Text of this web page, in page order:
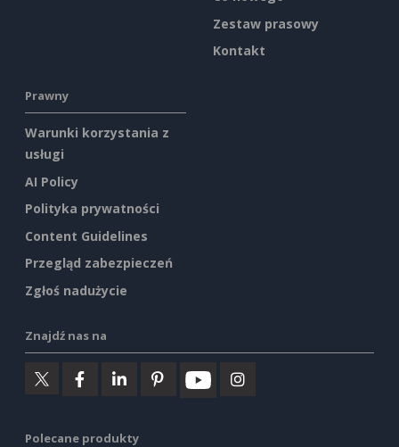
Zestaw prasowy
Kontakt
Prawny
Warunki korzystania z
usługi
AI Policy
Polityka prywatności
Content Guidelines
Przegląd zabezpieczeń
Zgłoś nadużycie
Znajdź nas na
Polecane produkty